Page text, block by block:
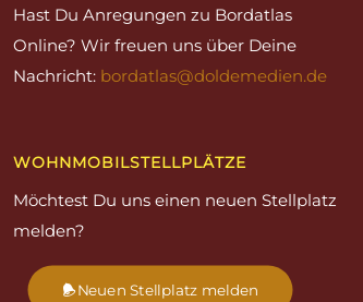
Hast Du Anregungen zu Bordatlas
Online? Wir freuen uns über Deine
Nachricht: bordatlas@doldemedien.de
WOHNMOBILSTELLPLÄTZE
Möchtest Du uns einen neuen Stellplatz
melden?
Neuen Stellplatz melden